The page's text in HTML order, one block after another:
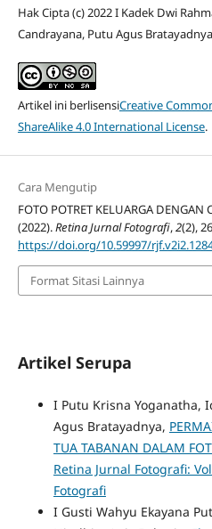
Hak Cipta (c) 2022 I Kadek Dwi
Candrayana, Putu Agus Bratayadnya
Artikel ini berlisensiCreative
ShareAlike 4.0 International License.
Cara Mengutip
FOTO POTRET KELUARGA DENGAN
(2022).Retina Jurnal Fotografi,2(2),
https://doi.org/10.59997/
Format Sitasi Lainnya
Artikel Serupa
I Putu Krisna Yoganatha,
Agus Bratayadnya,
TUA TABANAN DALAM
Retina Jurnal Fotografi:
Fotografi
I Gusti Wahyu Ekayana